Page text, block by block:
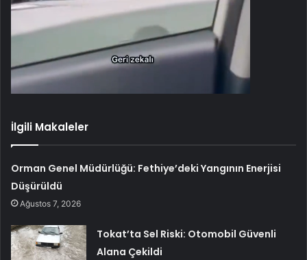
İlgili Makaleler
Orman Genel Müdürlüğü: Fethiye’deki Yangının Enerjisi
Düşürüldü
Ağustos 7, 2026
Tokat’ta Sel Riski: Otomobil Güvenli
Alana Çekildi